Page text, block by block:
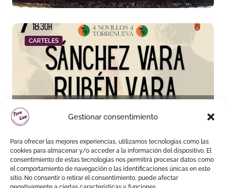
Gestionar consentimiento
Para ofrecer las mejores experiencias, utilizamos tecnologías como las
cookies para almacenar y/o acceder a la información del dispositivo. El
consentimiento de estas tecnologías nos permitirá procesar datos como
el comportamiento de navegación o las identificaciones únicas en este
sitio. No consentir o retirar el consentimiento, puede afectar
aniversario
CARTELES
Sánchez Vara y Rubén Vara,
padre e hijo, juntos por
primera vez en su pueblo
TEMPORADA DE VERANO || EL PUERTO DE SANTA MARÍA